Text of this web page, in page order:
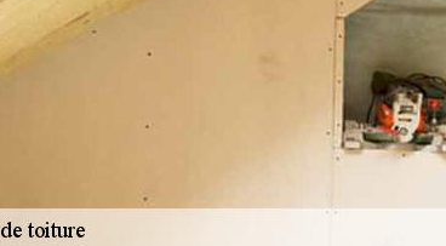
économies de chauffage. Choisir
maison permet en effet de réduire la
Si vous décidez de faire isoler votre
considération. Privilégiez les travaux
raisons de qualité. AR renovation
demande de devis isolation toiture.